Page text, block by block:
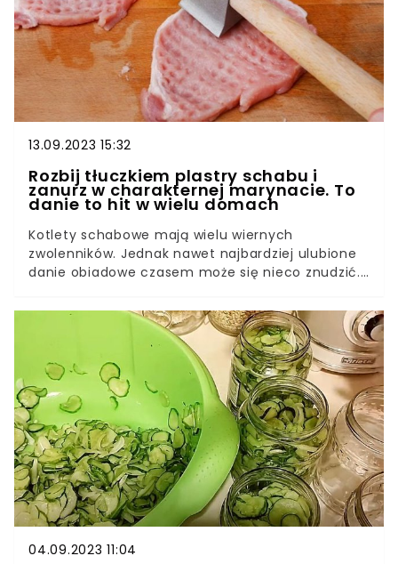
13.09.2023 15:32
Rozbij tłuczkiem plastry schabu i
zanurz w charakternej marynacie. To
danie to hit w wielu domach
Kotlety schabowe mają wielu wiernych
zwolenników. Jednak nawet najbardziej ulubione
danie obiadowe czasem może się nieco znudzić.
wyrazistej marynacie. To danie jest hitem w wielu
domach. Smak tak przyrządzonego schabu po
prostu zachwyca.
04.09.2023 11:04